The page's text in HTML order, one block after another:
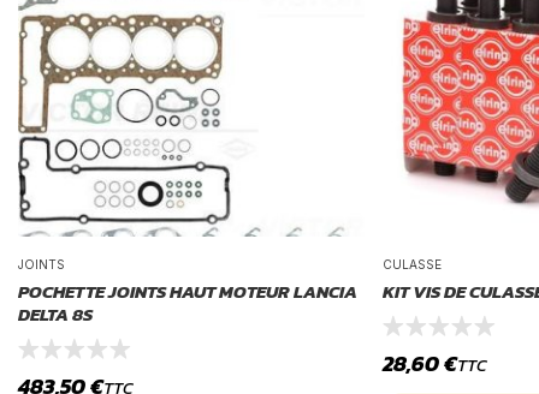
JOINTS
POCHETTE JOINTS HAUT MOTEUR LANCIA
DELTA 8S
483,50€TTC
CULASSE
KIT VIS DE
28,60€TTC